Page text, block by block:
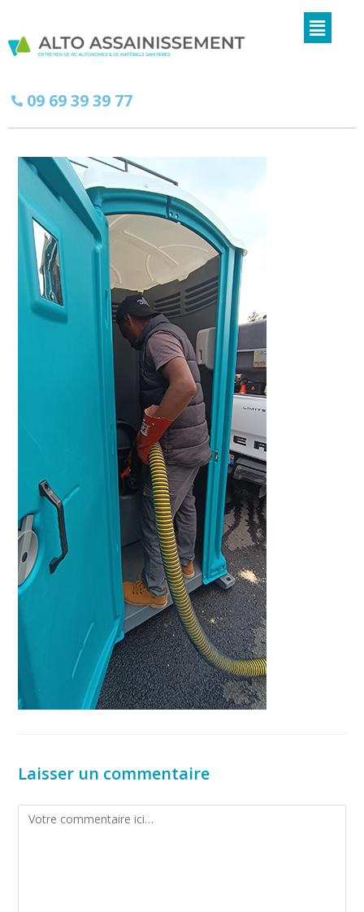
09 69 39 39 77
Laisser un commentaire